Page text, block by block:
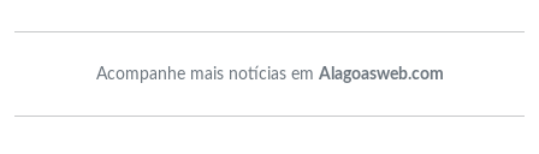
Acompanhe mais notícias em Alagoasweb.com